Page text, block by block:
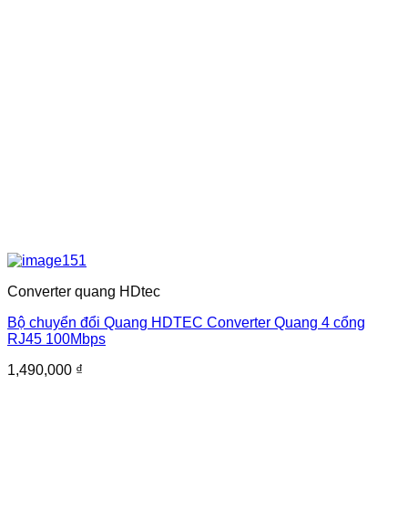
Converter quang HDtec
Bộ chuyển đổi Quang HDTEC Converter Quang 4 cổng
RJ45 100Mbps
1,490,000 ₫